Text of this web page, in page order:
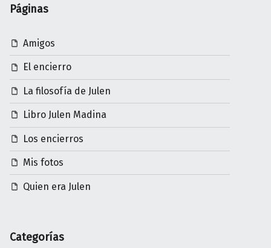
Páginas
Amigos
El encierro
La filosofía de Julen
Libro Julen Madina
Los encierros
Mis fotos
Quien era Julen
Categorías